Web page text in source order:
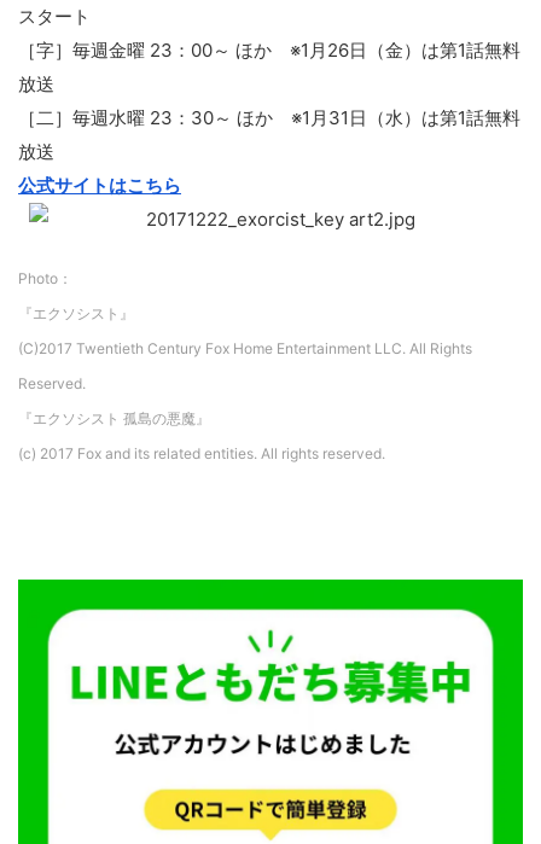
スタート
［字］毎週金曜 23：00～ ほか ※1月26日（金）は第1話無料
放送
［二］毎週水曜 23：30～ ほか ※1月31日（水）は第1話無料
放送
公式サイトはこちら
Photo：
『エクソシスト』
(C)2017 Twentieth Century Fox Home Entertainment LLC. All Rights
Reserved.
『エクソシスト 孤島の悪魔』
(c) 2017 Fox and its related entities. All rights reserved.